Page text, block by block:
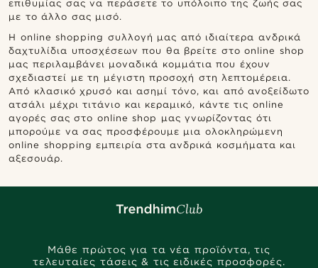
επιθυμίας σας να περάσετε το υπόλοιπο της ζωής σας
με το άλλο σας μισό.
Η online shopping συλλογή μας από ιδιαίτερα ανδρικά
δαχτυλίδια υποσχέσεων που θα βρείτε στο online shop
μας περιλαμβάνει μοναδικά κομμάτια που έχουν
σχεδιαστεί με τη μέγιστη προσοχή στη λεπτομέρεια.
Από κλασικό χρυσό και ασημί τόνο, και από ανοξείδωτο
ατσάλι μέχρι τιτάνιο και κεραμικό, κάντε τις online
αγορές σας στο online shop μας γνωρίζοντας ότι
μπορούμε να σας προσφέρουμε μια ολοκληρώμενη
online shopping εμπειρία στα ανδρικά κοσμήματα και
αξεσουάρ.
Μάθε πρώτος για τα νέα προϊόντα, τις
τελευταίες τάσεις & τις ειδικές προσφορές.